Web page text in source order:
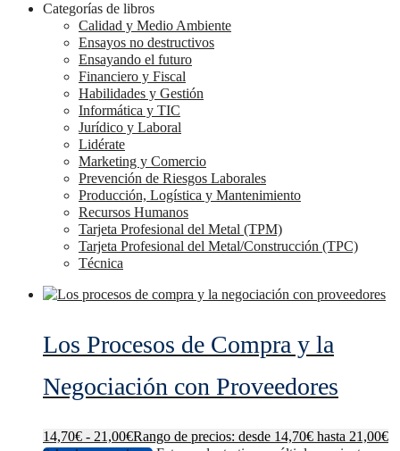
Categorías de libros
Calidad y Medio Ambiente
Ensayos no destructivos
Ensayando el futuro
Financiero y Fiscal
Habilidades y Gestión
Informática y TIC
Jurídico y Laboral
Lidérate
Marketing y Comercio
Prevención de Riesgos Laborales
Producción, Logística y Mantenimiento
Recursos Humanos
Tarjeta Profesional del Metal (TPM)
Tarjeta Profesional del Metal/Construcción (TPC)
Técnica
Los Procesos de Compra y la
Negociación con Proveedores
14,70€ - 21,00€Rango de precios: desde 14,70€ hasta 21,00€